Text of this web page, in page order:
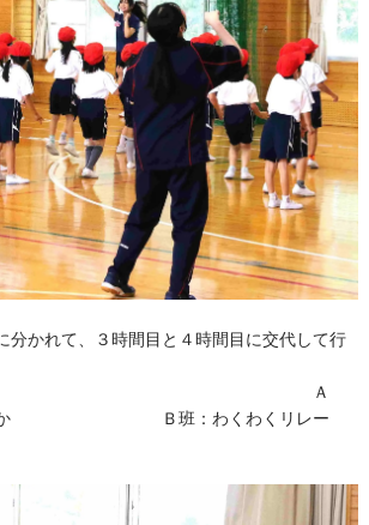
かれて、３時間目と４時間目に交代して行
ん中か Ｂ班：わくわくリレー